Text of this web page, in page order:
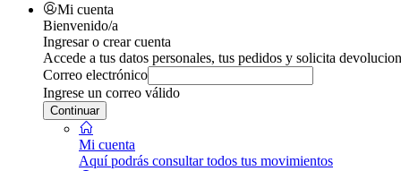
Mi cuenta
Bienvenido/a
Ingresar o crear cuenta
Accede a tus datos personales, tus pedidos y solicita
Correo electrónico
Ingrese un correo válido
Continuar
Mi cuenta
Aquí podrás consultar todos tus movimientos